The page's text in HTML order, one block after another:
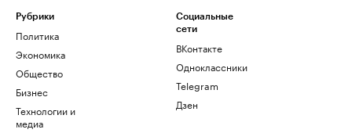
Рубрики
Политика
Экономика
Общество
Бизнес
Технологии и
медиа
Социальные
сети
ВКонтакте
Одноклассники
Telegram
Дзен